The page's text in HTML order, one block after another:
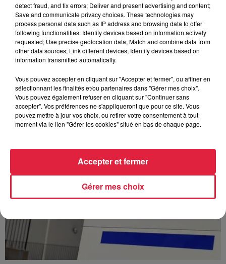
À Hoerdt, de l’eau brune sort des robinets
Depuis plusieurs jours, des habitants de Hoerdt ont vu de
l’eau brune s’écouler de leurs robinets. Face aux
nombreuses interrogations, la municipalité a pris...
detect fraud, and fix errors; Deliver and present advertising and content;
Save and communicate privacy choices. These technologies may
process personal data such as IP address and browsing data to offer
following functionalities: Identify devices based on information actively
requested; Use precise geolocation data; Match and combine data from
other data sources; Link different devices; Identify devices based on
information transmitted automatically.
Vous pouvez accepter en cliquant sur "Accepter et fermer", ou affiner en
sélectionnant les finalités et/ou partenaires dans "Gérer mes choix".
Vous pouvez également refuser en cliquant sur "Continuer sans
accepter". Vos préférences ne s'appliqueront que pour ce site. Vous
pouvez mettre à jour vos choix, ou retirer votre consentement à tout
moment via le lien "Gérer les cookies" situé en bas de chaque page.
Gérer mes choix
Accepter et fermer